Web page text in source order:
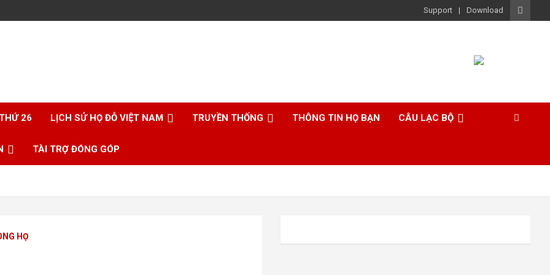
Support Download
26 LỊCH SỬ HỌ ĐỖ VIỆT NAM TRUYỀN THỐNG THÔNG TIN HỌ BẠN CÂU LẠC BỘ
TÀI TRỢ ĐÓNG GÓP
HỌ